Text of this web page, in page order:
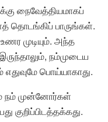
நைவேத்தியமாகப்
தொடங்கிப் பாருங்கள்.
முடியும். அந்த
நம்முடைய
எதுவுமே பொய்யாகாது.
நம் முன்னோர்கள்